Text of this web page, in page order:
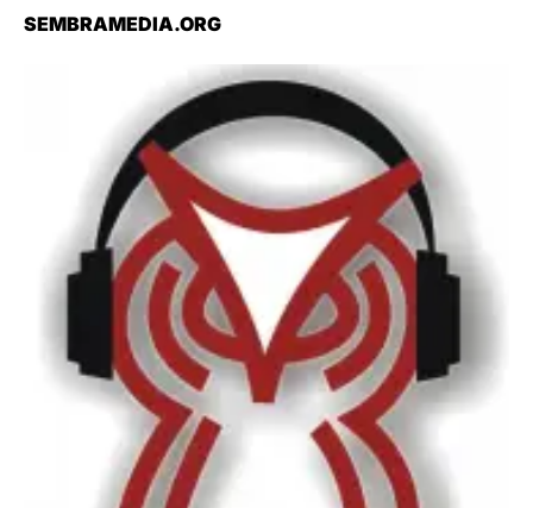
SEMBRAMEDIA.ORG